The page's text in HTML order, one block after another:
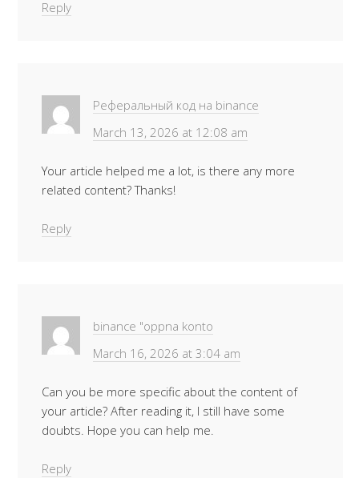
Reply
Реферальный код на binance
March 13, 2026 at 12:08 am
Your article helped me a lot, is there any more
related content? Thanks!
Reply
binance "oppna konto
March 16, 2026 at 3:04 am
Can you be more specific about the content of
your article? After reading it, I still have some
doubts. Hope you can help me.
Reply